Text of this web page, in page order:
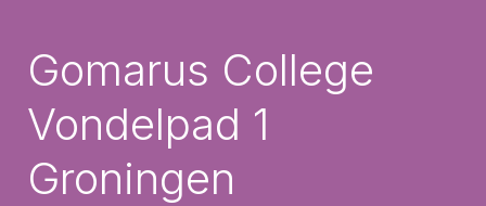
Gomarus College
Vondelpad 1
Groningen